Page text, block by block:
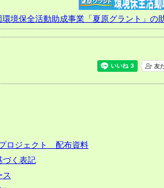
環境保全活動助成事業「夏原グラント」の
ロジェクト 配布資料
づく表記
ス